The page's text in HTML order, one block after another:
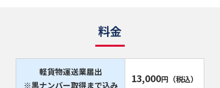
料金
軽貨物運送業届出
※黒ナンバー取得まで込み
13,000円 （税込）